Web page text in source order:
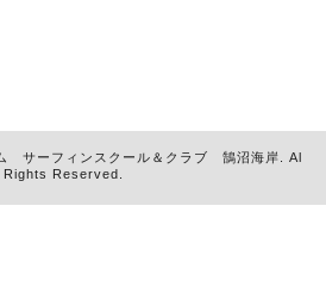
サーフィンスクール＆クラブ 鵠沼海岸 . Al
l Rights Reserved.